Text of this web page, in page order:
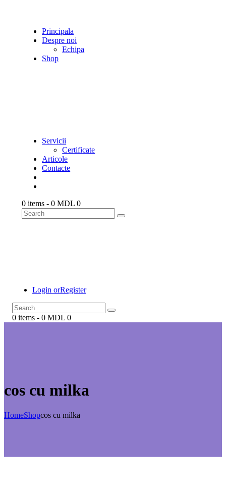
Principala
Despre noi
Echipa
Shop
Servicii
Certificate
Articole
Contacte
0 items -0 MDL 0
Login orRegister
0 items - 0 MDL 0
cos cu milka
HomeShopcos cu milka